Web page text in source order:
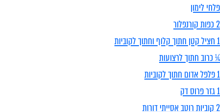
פלחי לימון
2 כפות קורנפלור
1 חציל קטן חתוך קלוף וחתוך לקוביות
¼ כרוב חתוך לרצועות
1 פלפל אדום חתוך לקוביות
1 גזר פרוס דק
2 קוביות רוטב אסייתי דורות